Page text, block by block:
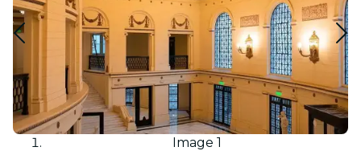
Image 1